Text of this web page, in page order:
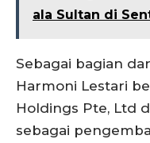
ala Sultan di
Sebagai bagian
Harmoni Lestari
Holdings Pte, Ltd
sebagai